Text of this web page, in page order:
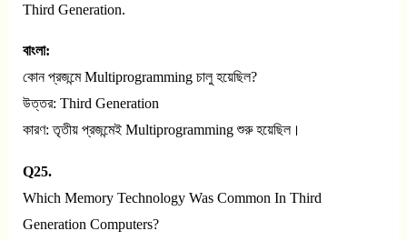
Third Generation.
বাংলা:
কোন প্রজন্মে Multiprogramming চালু হয়েছিল?
উত্তর: Third Generation
কারণ: তৃতীয় প্রজন্মেই Multiprogramming শুরু হয়েছিল।
Q25.
Which Memory Technology Was Common In Third
Generation Computers?